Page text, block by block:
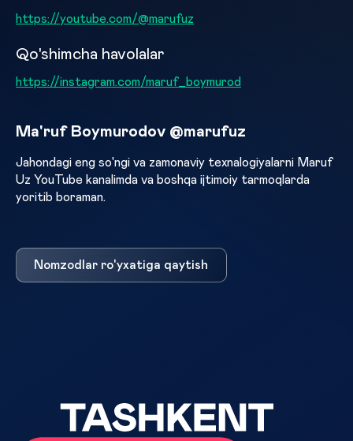
https://youtube.com/@marufuz
Qo'shimcha havolalar
https://instagram.com/maruf_boymurod
Ma'ruf Boymurodov @marufuz
Jahondagi eng so'ngi va zamonaviy texnalogiyalarni Maruf
Uz YouTube kanalimda va boshqa ijtimoiy tarmoqlarda
yoritib boraman.
Nomzodlar ro'yxatiga qaytish